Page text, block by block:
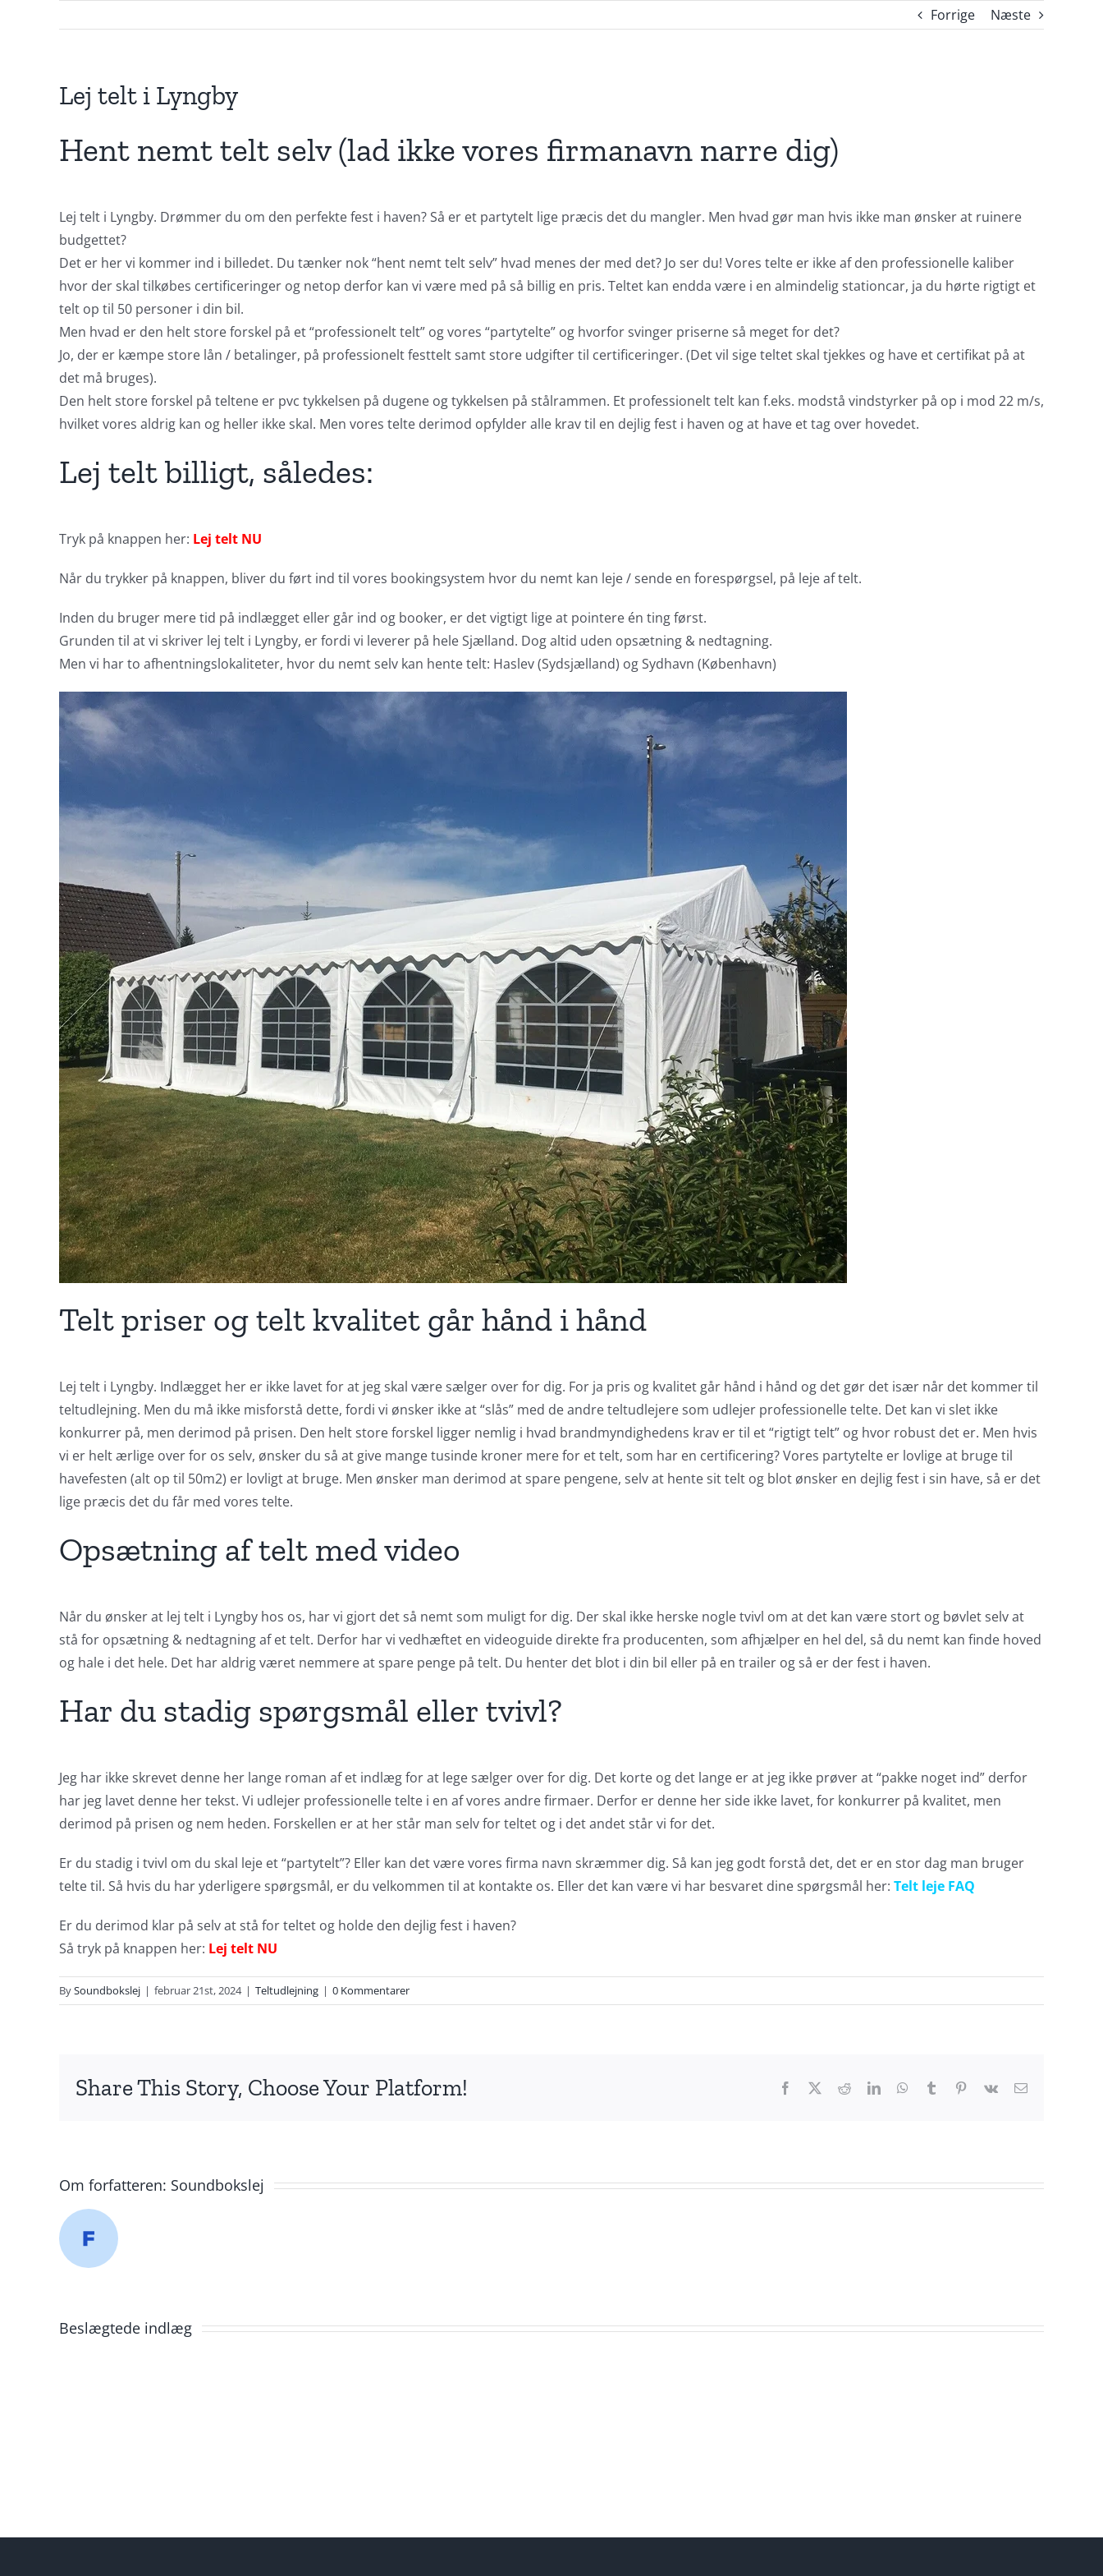
Forrige Næste
Lej telt i Lyngby
Hent nemt telt selv (lad ikke vores firmanavn narre dig)
Lej telt i Lyngby. Drømmer du om den perfekte fest i haven? Så er et partytelt lige præcis det du mangler. Men hvad gør man hvis ikke man ønsker at ruinere
budgettet?
Det er her vi kommer ind i billedet. Du tænker nok “hent nemt telt selv” hvad menes der med det? Jo ser du! Vores telte er ikke af den professionelle kaliber
hvor der skal tilkøbes certificeringer og netop derfor kan vi være med på så billig en pris. Teltet kan endda være i en almindelig stationcar, ja du hørte rigtigt et
telt op til 50 personer i din bil.
Men hvad er den helt store forskel på et “professionelt telt” og vores “partytelte” og hvorfor svinger priserne så meget for det?
Jo, der er kæmpe store lån / betalinger, på professionelt festtelt samt store udgifter til certificeringer. (Det vil sige teltet skal tjekkes og have et certifikat på at
det må bruges).
Den helt store forskel på teltene er pvc tykkelsen på dugene og tykkelsen på stålrammen. Et professionelt telt kan f.eks. modstå vindstyrker på op i mod 22 m/s,
hvilket vores aldrig kan og heller ikke skal. Men vores telte derimod opfylder alle krav til en dejlig fest i haven og at have et tag over hovedet.
Lej telt billigt, således:
Tryk på knappen her: Lej telt NU
Når du trykker på knappen, bliver du ført ind til vores bookingsystem hvor du nemt kan leje / sende en forespørgsel, på leje af telt.
Inden du bruger mere tid på indlægget eller går ind og booker, er det vigtigt lige at pointere én ting først.
Grunden til at vi skriver lej telt i Lyngby, er fordi vi leverer på hele Sjælland. Dog altid uden opsætning & nedtagning.
Men vi har to afhentningslokaliteter, hvor du nemt selv kan hente telt: Haslev (Sydsjælland) og Sydhavn (København)
Telt priser og telt kvalitet går hånd i hånd
Lej telt i Lyngby. Indlægget her er ikke lavet for at jeg skal være sælger over for dig. For ja pris og kvalitet går hånd i hånd og det gør det især når det kommer til
teltudlejning. Men du må ikke misforstå dette, fordi vi ønsker ikke at “slås” med de andre teltudlejere som udlejer professionelle telte. Det kan vi slet ikke
konkurrer på, men derimod på prisen. Den helt store forskel ligger nemlig i hvad brandmyndighedens krav er til et “rigtigt telt” og hvor robust det er. Men hvis
vi er helt ærlige over for os selv, ønsker du så at give mange tusinde kroner mere for et telt, som har en certificering? Vores partytelte er lovlige at bruge til
havefesten (alt op til 50m2) er lovligt at bruge. Men ønsker man derimod at spare pengene, selv at hente sit telt og blot ønsker en dejlig fest i sin have, så er det
lige præcis det du får med vores telte.
Opsætning af telt med video
Når du ønsker at lej telt i Lyngby hos os, har vi gjort det så nemt som muligt for dig. Der skal ikke herske nogle tvivl om at det kan være stort og bøvlet selv at
stå for opsætning & nedtagning af et telt. Derfor har vi vedhæftet en videoguide direkte fra producenten, som afhjælper en hel del, så du nemt kan finde hoved
og hale i det hele. Det har aldrig været nemmere at spare penge på telt. Du henter det blot i din bil eller på en trailer og så er der fest i haven.
Har du stadig spørgsmål eller tvivl?
Jeg har ikke skrevet denne her lange roman af et indlæg for at lege sælger over for dig. Det korte og det lange er at jeg ikke prøver at “pakke noget ind” derfor
har jeg lavet denne her tekst. Vi udlejer professionelle telte i en af vores andre firmaer. Derfor er denne her side ikke lavet, for konkurrer på kvalitet, men
derimod på prisen og nem heden. Forskellen er at her står man selv for teltet og i det andet står vi for det.
Er du stadig i tvivl om du skal leje et “partytelt”? Eller kan det være vores firma navn skræmmer dig. Så kan jeg godt forstå det, det er en stor dag man bruger
telte til. Så hvis du har yderligere spørgsmål, er du velkommen til at kontakte os. Eller det kan være vi har besvaret dine spørgsmål her: Telt leje FAQ
Er du derimod klar på selv at stå for teltet og holde den dejlig fest i haven?
Så tryk på knappen her: Lej telt NU
BySoundbokslej | februar 21st, 2024 | Teltudlejning | 0 Kommentarer
Share This Story, Choose Your Platform! Facebook RedditLinkedInWhatsApp
Tumblr Pinterest
Vk
E-
Om forfatteren: Soundbokslej
Beslægtede indlæg